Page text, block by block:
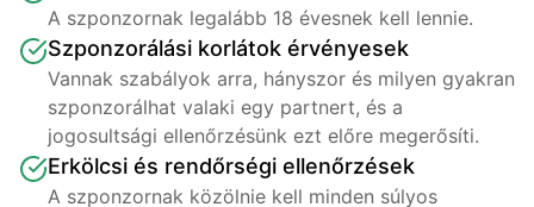
A szponzornak legalább 18 évesnek kell lennie.
Szponzorálási korlátok érvényesek
Vannak szabályok arra, hányszor és milyen gyakran
szponzorálhat valaki egy partnert, és a
jogosultsági ellenőrzésünk ezt előre megerősíti.
Erkölcsi és rendőrségi ellenőrzések
A szponzornak közölnie kell minden súlyos